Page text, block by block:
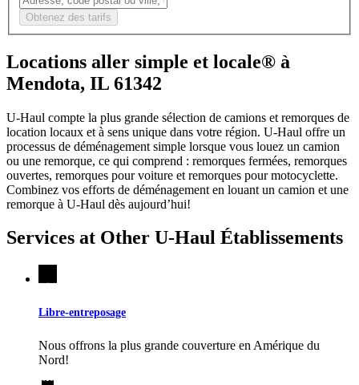
Obtenez des tarifs
Locations aller simple et locale® à
Mendota, IL 61342
U-Haul compte la plus grande sélection de camions et remorques de
location locaux et à sens unique dans votre région. U-Haul offre un
processus de déménagement simple lorsque vous louez un camion
ou une remorque, ce qui comprend : remorques fermées, remorques
ouvertes, remorques pour voiture et remorques pour motocyclette.
Combinez vos efforts de déménagement en louant un camion et une
remorque à U-Haul dès aujourd’hui!
Services at Other U-Haul Établissements
Libre-entreposage
Nous offrons la plus grande couverture en Amérique du
Nord!